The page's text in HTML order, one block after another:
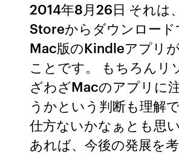
2014年8月26日 それは
Storeからダウンロード
Mac版のKindleアプリ
ことです。 もちろんリ
ざわざMacのアプリに
うかという判断も理解
仕方ないかなぁとも思
あれば、今後の発展を